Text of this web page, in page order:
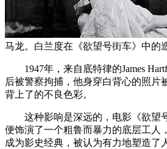
马龙。白兰度在《欲望号街车》中的
1947年，来自底特律的James
后被警察拘捕，他身穿白背心的照片
背上了的不良色彩。
这种影响是深远的，电影《欲望
便饰演了一个粗鲁而暴力的底层工人
成为影史经典，被认为有力地塑造了